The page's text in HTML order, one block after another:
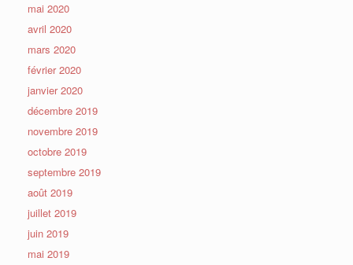
mai 2020
avril 2020
mars 2020
février 2020
janvier 2020
décembre 2019
novembre 2019
octobre 2019
septembre 2019
août 2019
juillet 2019
juin 2019
mai 2019